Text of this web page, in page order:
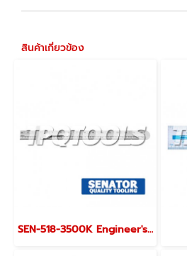
สินค้าเกี่ยวข้อง
SEN-518-3500K Engineer's Rule Round End - Pocket Type